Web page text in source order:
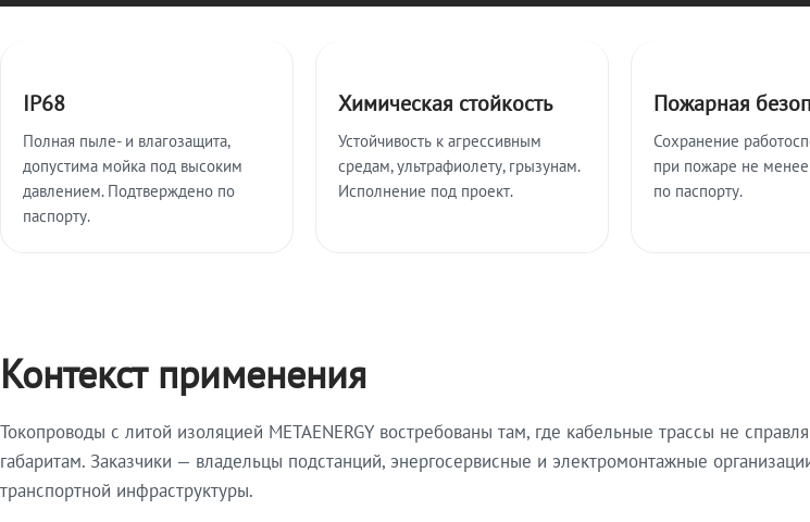
IP68
Полная пыле- и влагозащита,
допустима мойка под высоким
давлением. Подтверждено по
паспорту.
Химическая стойкость
Устойчивость к агрессивным
средам, ультрафиолету, грызунам.
Исполнение под проект.
Пожарная
Сохранение
при пожаре не
по паспорту.
Контекст применения
Токопроводы с литой изоляцией METAENERGY востребованы там, где кабельные трассы не
габаритам. Заказчики — владельцы подстанций, энергосервисные и электромонтажные
транспортной инфраструктуры.